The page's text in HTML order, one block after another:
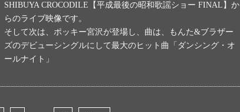
SHIBUYA CROCODILE【平成最後の昭和歌謡ショー FINAL】か
らのライブ映像です。
そして次は、ポッキー宮沢が登場し、曲は、もんた&ブラザー
ズのデビューシングルにして最大のヒット曲「ダンシング・オ
ールナイト」